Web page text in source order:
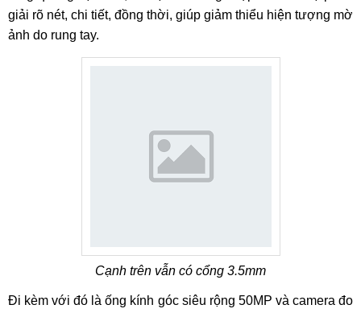
giải rõ nét, chi tiết, đồng thời, giúp giảm thiểu hiện tượng mờ
ảnh do rung tay.
Cạnh trên vẫn có cổng 3.5mm
Đi kèm với đó là ống kính góc siêu rộng 50MP và camera đo